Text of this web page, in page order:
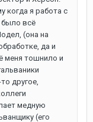
когда я работа с
было всё
(она на
да и
меня тошнило и
другое,
медную
(его